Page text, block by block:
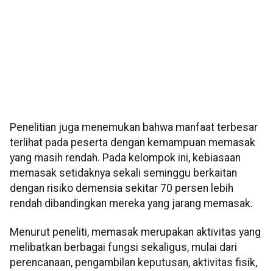
Penelitian juga menemukan bahwa manfaat terbesar
terlihat pada peserta dengan kemampuan memasak
yang masih rendah. Pada kelompok ini, kebiasaan
memasak setidaknya sekali seminggu berkaitan
dengan risiko demensia sekitar 70 persen lebih
rendah dibandingkan mereka yang jarang memasak.
Menurut peneliti, memasak merupakan aktivitas yang
melibatkan berbagai fungsi sekaligus, mulai dari
perencanaan, pengambilan keputusan, aktivitas fisik,